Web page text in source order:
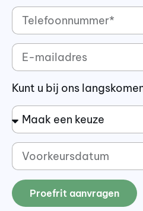
Kunt u bij ons
Proefrit aanvragen